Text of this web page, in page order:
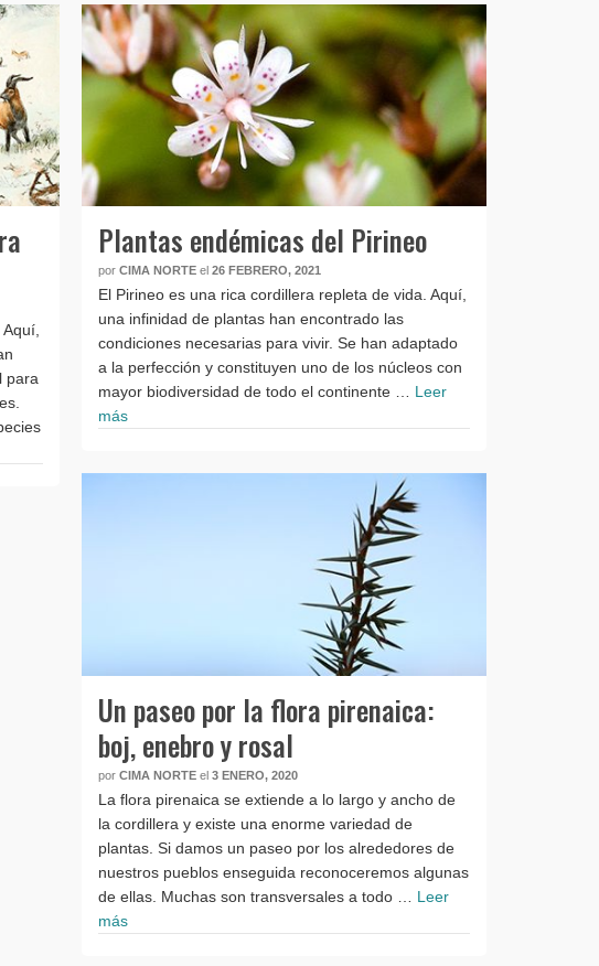
para
Plantas endémicas del Pirineo
porCIMA NORTE el26 FEBRERO, 2021
El Pirineo es una rica cordillera repleta de vida. Aquí,
una infinidad de plantas han encontrado las
condiciones necesarias para vivir. Se han adaptado
a la perfección y constituyen uno de los núcleos con
mayor biodiversidad de todo el continente … Leer
más
Un paseo por la flora pirenaica:
boj, enebro y rosal
porCIMA NORTE el3 ENERO, 2020
La flora pirenaica se extiende a lo largo y ancho de
la cordillera y existe una enorme variedad de
plantas. Si damos un paseo por los alrededores de
nuestros pueblos enseguida reconoceremos algunas
de ellas. Muchas son transversales a todo … Leer
más